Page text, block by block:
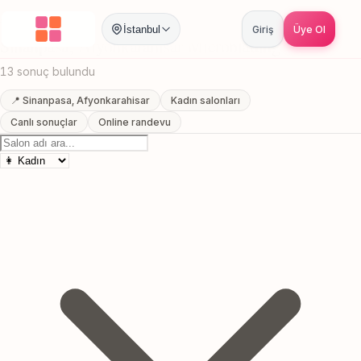
İstanbul Giriş Üye Ol
Anasayfa / Afyonkarahisar Sinanpasa Microblading
Sinanpasa, Afyonkarahisar Microblading
13 sonuç bulundu
📍 Sinanpasa, Afyonkarahisar
Kadın salonları
Canlı sonuçlar
Online randevu